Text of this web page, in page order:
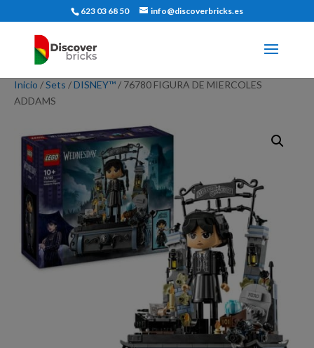
623 03 68 50 info@discoverbricks.es
Inicio /Sets /DISNEY™ / 76780 FIGURA DE MIERCOLES
ADDAMS